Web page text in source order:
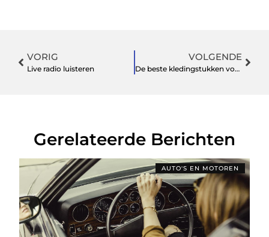
VORIG
Live radio luisteren
VOLGENDE
De beste kledingstukken voor het werken in de buitenlucht
Gerelateerde Berichten
AUTO'S EN MOTOREN